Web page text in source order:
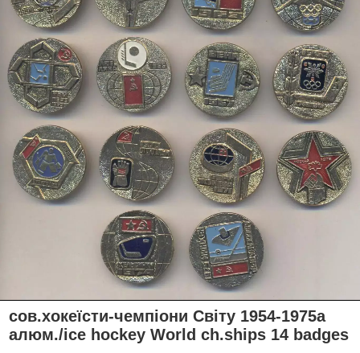
сов.хокеїсти-чемпіони Світу 1954-1975a
алюм./ice hockey World ch.ships 14 badges